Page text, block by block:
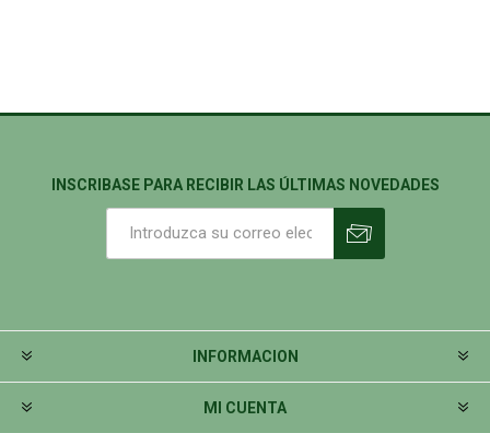
INSCRIBASE PARA RECIBIR LAS ÚLTIMAS NOVEDADES
INFORMACION
MI CUENTA